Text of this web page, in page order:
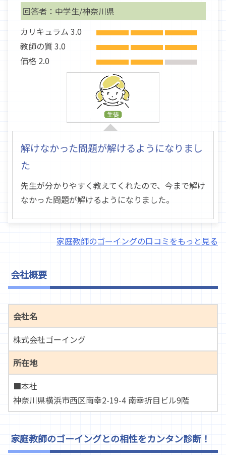
回答者：中学生/神奈川県
カリキュラム 3.0
教師の質 3.0
価格 2.0
解けなかった問題が解けるようになりまし
た
先生が分かりやすく教えてくれたので、今まで解け
なかった問題が解けるようになりました。
家庭教師のゴーイングの口コミをもっと見る
会社概要
会社名
株式会社ゴーイング
所在地
■本社
神奈川県横浜市西区南幸2-19-4 南幸折目ビル9階
家庭教師のゴーイングとの相性をカンタン診断！